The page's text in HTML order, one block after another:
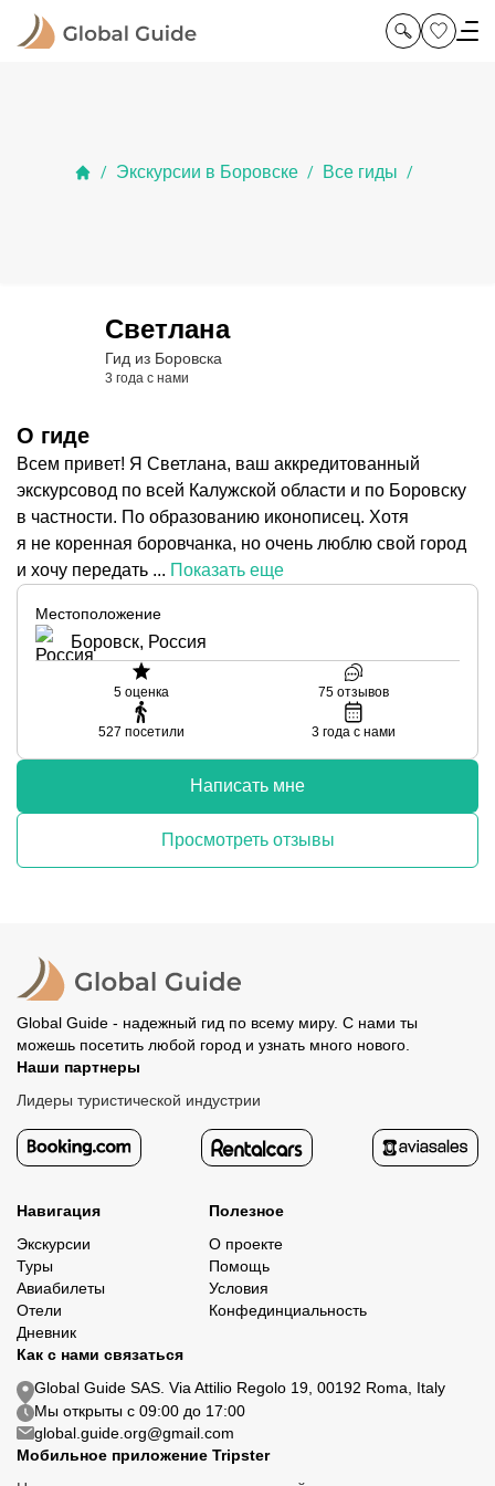
/ Экскурсии в Боровске / Все гиды /
Светлана
Гид из Боровска
3 года с нами
О гиде
Всем привет! Я Светлана, ваш аккредитованный
экскурсовод по всей Калужской области и по Боровску
в частности. По образованию иконописец. Хотя
я не коренная боровчанка, но очень люблю свой город
и хочу передать ... Показать еще
Местоположение
Боровск, Россия
5 оценка 75 отзывов
527 посетили 3 года с нами
Написать мне
Просмотреть отзывы
Global Guide - надежный гид по всему миру. С нами ты
можешь посетить любой город и узнать много нового.
Наши партнеры
Лидеры туристической индустрии
Навигация
Экскурсии
Туры
Авиабилеты
Отели
Дневник
Полезное
О проекте
Помощь
Условия
Конфединциальность
Как с нами связаться
Global Guide SAS. Via Attilio Regolo 19, 00192 Roma, Italy
Мы открыты с 09:00 до 17:00
global.guide.org@gmail.com
Мобильное приложение Tripster